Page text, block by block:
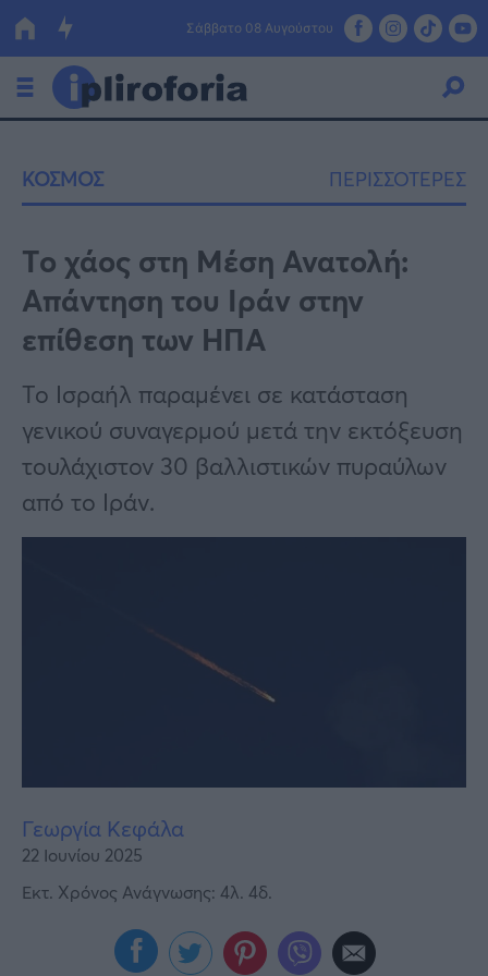
Σάββατο 08 Αυγούστου
Οικονομία
Πολιτική
Τράπεζες
Επιδοτήσεις
ΕΣΠΑ
Κόσμος
Lifestyle
Αθλητικά
Υγεία
Γυναίκα
ΚΟΣΜΟΣ ΠΕΡΙΣΣΟΤΕΡΕΣ
Tο χάος στη Μέση Ανατολή:
Απάντηση του Ιράν στην
επίθεση των ΗΠΑ
Το Ισραήλ παραμένει σε κατάσταση
γενικού συναγερμού μετά την εκτόξευση
τουλάχιστον 30 βαλλιστικών πυραύλων
από το Ιράν.
Γεωργία Κεφάλα
22 Ιουνίου 2025
Εκτ. Χρόνος Ανάγνωσης: 4λ. 4δ.